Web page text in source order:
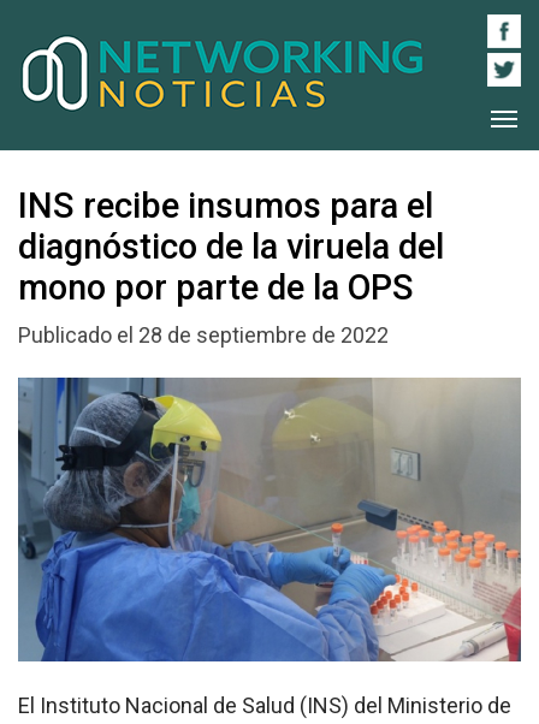
INS recibe insumos para el
diagnóstico de la viruela del
mono por parte de la OPS
Publicado el 28 de septiembre de 2022
El Instituto Nacional de Salud (INS) del Ministerio de